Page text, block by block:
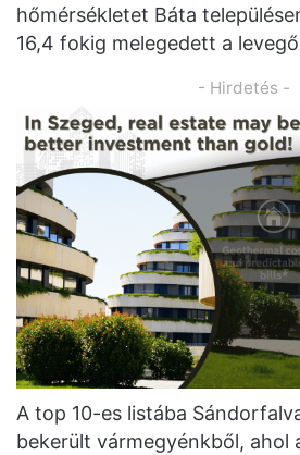
hőmérsékletet Báta
16,4 fokig melegedett a
- Hirdetés -
A top 10-es listába
bekerült vármegyénkből, ahol